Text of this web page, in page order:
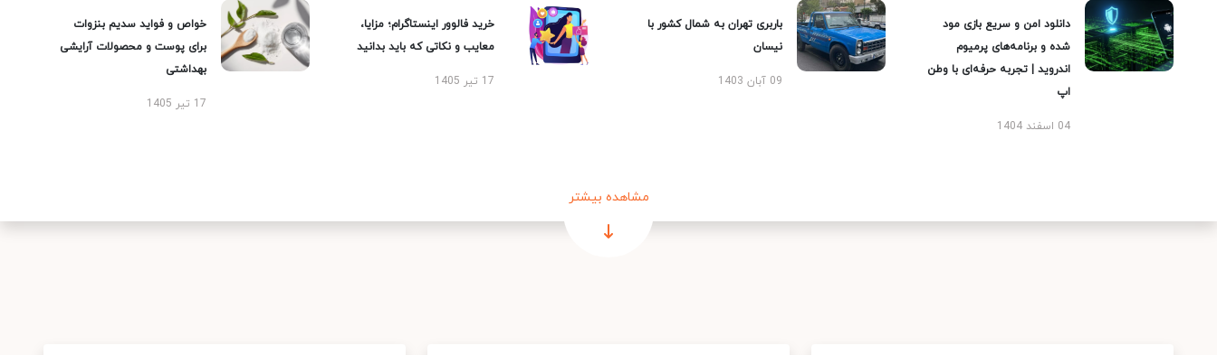
دانلود امن و سریع بازی مود
شده و برنامه‌های پرمیوم
اندروید | تجربه حرفه‌ای با وطن
اپ
04 اسفند 1404
باربری تهران به شمال کشور با
نیسان
09 آبان 1403
خرید فالوور اینستاگرام؛ مزایا،
معایب و نکاتی که باید بدانید
17 تیر 1405
خواص و فواید سدیم بنزوات
برای پوست و محصولات آرایشی
بهداشتی
17 تیر 1405
مشاهده بیشتر